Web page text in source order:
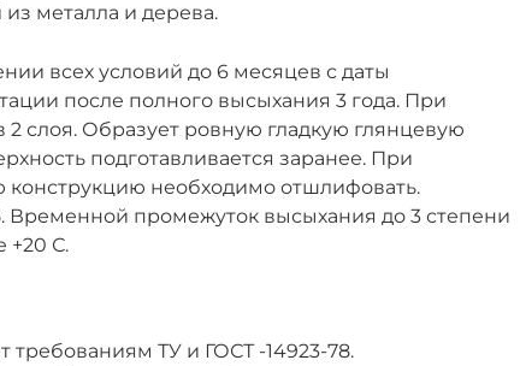
металла и дерева.
всех условий до 6 месяцев с даты
после полного высыхания 3 года. При
2 слоя. Образует ровную гладкую глянцевую
подготавливается заранее. При
необходимо отшлифовать.
Временной промежуток высыхания до 3 степени
+20 С.
требованиям ТУ и ГОСТ -14923-78.